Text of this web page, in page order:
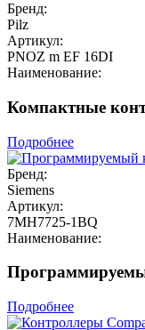
Бренд:
Pilz
Артикул:
PNOZ m EF 16DI
Наименование:
Компактные
Подробнее
Бренд:
Siemens
Артикул:
7MH7725-1BQ
Наименование:
Подробнее